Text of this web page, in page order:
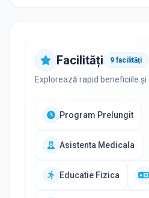
Facilități 9 facilități
Explorează rapid beneficiile
Program Prelungit
Asistenta Medicala
Educatie Fizica